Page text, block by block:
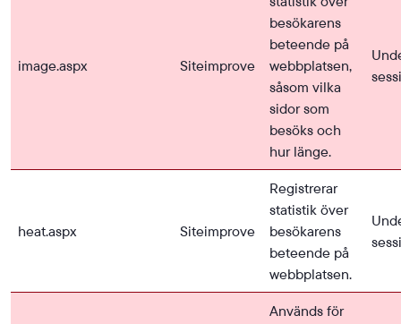
image.aspx Siteimprove
besökarens
beteende på
webbplatsen,
såsom vilka
sidor som
besöks och
hur länge.
heat.aspx Siteimprove
Registrerar
statistik över
besökarens
beteende på
webbplatsen.
Används för